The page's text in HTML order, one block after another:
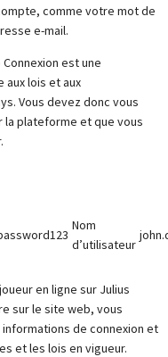
comme votre mot de
e-mail.
est une
aux lois et aux
Vous devez donc vous
la plateforme et que vous
Nom
d’utilisateur
en ligne sur Julius
sur le site web, vous
de connexion et
et les lois en vigueur.